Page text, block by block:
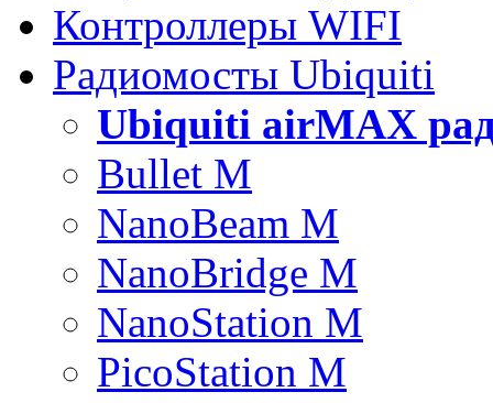
Контроллеры WIFI
Радиомосты Ubiquiti
Ubiquiti airMAX
Bullet M
NanoBeam M
NanoBridge M
NanoStation M
PicoStation M